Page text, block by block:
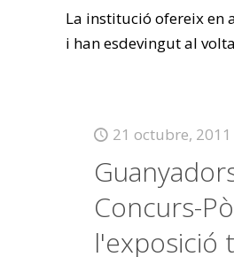
La institució ofereix en
i han esdevingut al
21 octubre, 2011
Concurs-
l'exposició